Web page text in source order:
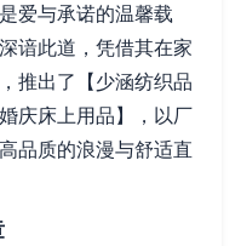
爱与承诺的温馨载
谙此道，凭借其在家
推出了【少涵纺织品
庆床上用品】，以厂
品质的浪漫与舒适直